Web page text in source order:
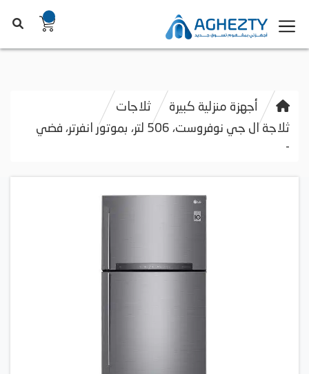
أجهزة منزلية كبيرة
ثلاجات
ثلاجة ال جي نوفروست، 506 لتر، بموتور انفرتر، فضي
-